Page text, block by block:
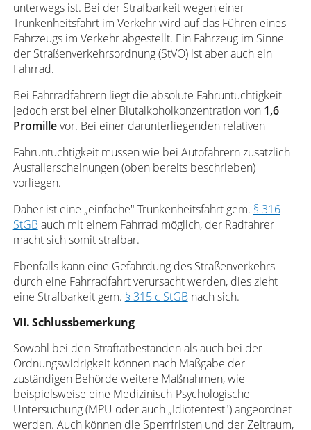
unterwegs ist. Bei der Strafbarkeit wegen einer
Trunkenheitsfahrt im Verkehr wird auf das Führen eines
Fahrzeugs im Verkehr abgestellt. Ein Fahrzeug im Sinne
der Straßenverkehrsordnung (StVO) ist aber auch ein
Fahrrad.
Bei Fahrradfahrern liegt die absolute Fahruntüchtigkeit
jedoch erst bei einer Blutalkoholkonzentration von 1,6
Promillevor. Bei einer darunterliegenden relativen
Fahruntüchtigkeit müssen wie bei Autofahrern zusätzlich
Ausfallerscheinungen (oben bereits beschrieben)
vorliegen.
Daher ist eine „einfache" Trunkenheitsfahrt gem. § 316
StGBauch mit einem Fahrrad möglich, der Radfahrer
macht sich somit strafbar.
Ebenfalls kann eine Gefährdung des Straßenverkehrs
durch eine Fahrradfahrt verursacht werden, dies zieht
eine Strafbarkeit gem. § 315 c StGBnach sich.
VII. Schlussbemerkung
Sowohl bei den Straftatbeständen als auch bei der
Ordnungswidrigkeit können nach Maßgabe der
zuständigen Behörde weitere Maßnahmen, wie
beispielsweise eine Medizinisch-Psychologische-
Untersuchung (MPU oder auch „Idiotentest") angeordnet
werden. Auch können die Sperrfristen und der Zeitraum,